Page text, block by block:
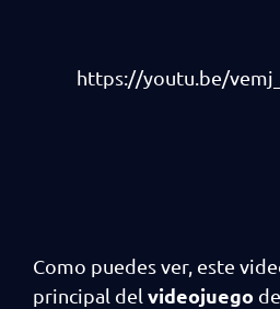
https://youtu.be/
Como puedes ver, este
principal del videojuego de